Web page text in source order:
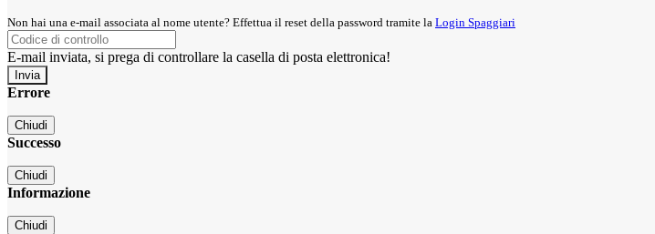
Non hai una e-mail associata al nome utente? Effettua il reset della password tramite la Login Spaggiari
E-mail inviata, si prega di controllare la casella di posta elettronica!
Errore
Chiudi
Successo
Chiudi
Informazione
Chiudi